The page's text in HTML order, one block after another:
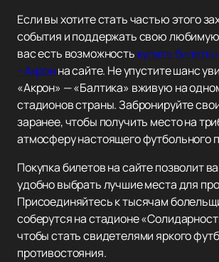
Если вы хотите стать частью этого
события и поддержать свою любимую
вас есть возможность купить билеты
- Акронна сайте. Не упустите шанс
«Акрон» — «Балтика» вживую на
стадионов страны. Забронируйте
заранее, чтобы получить место на
атмосферу настоящего футбольного
Покупка билетов на сайте позволит
удобно выбрать лучшие места для
Присоединяйтесь к тысячам
соберутся на стадионе
чтобы стать свидетелями яркого
противостояния.